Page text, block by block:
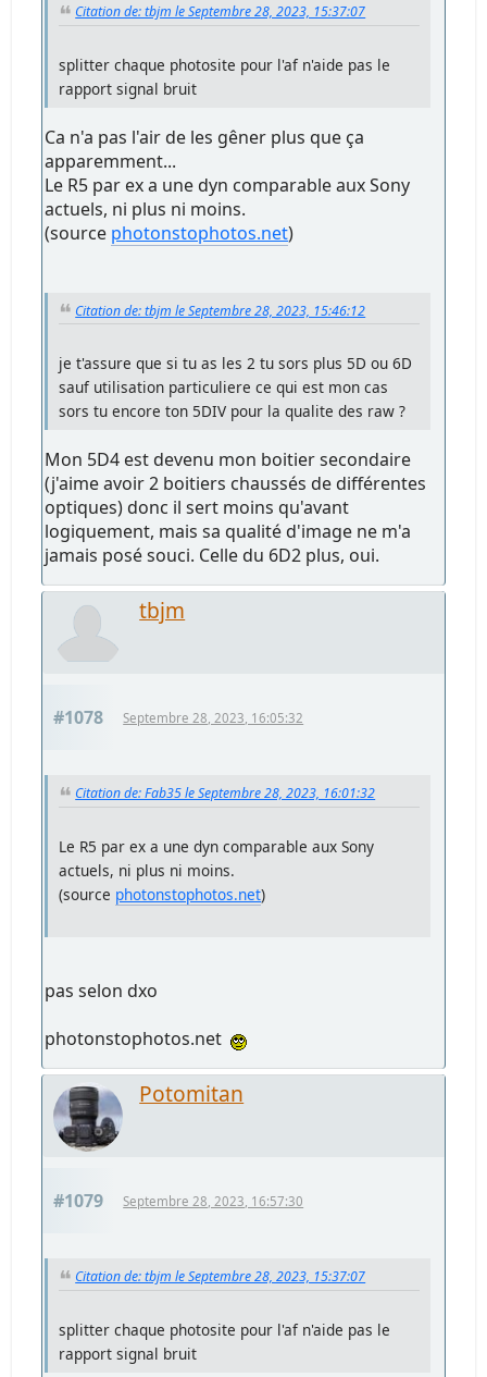
Citation de: tbjm le Septembre 28, 2023, 15:37:07
splitter chaque photosite pour l'af n'aide pas le
rapport signal bruit
Ca n'a pas l'air de les gêner plus que ça
apparemment...
Le R5 par ex a une dyn comparable aux Sony
actuels, ni plus ni moins.
(source photonstophotos.net)
Citation de: tbjm le Septembre 28, 2023, 15:46:12
je t'assure que si tu as les 2 tu sors plus 5D ou 6D
sauf utilisation particuliere ce qui est mon cas
sors tu encore ton 5DIV pour la qualite des raw ?
Mon 5D4 est devenu mon boitier secondaire
(j'aime avoir 2 boitiers chaussés de différentes
optiques) donc il sert moins qu'avant
logiquement, mais sa qualité d'image ne m'a
jamais posé souci. Celle du 6D2 plus, oui.
tbjm
#1078 Septembre 28, 2023, 16:05:32
Citation de: Fab35 le Septembre 28, 2023, 16:01:32
Le R5 par ex a une dyn comparable aux Sony
actuels, ni plus ni moins.
(source photonstophotos.net)
pas selon dxo
photonstophotos.net
Potomitan
#1079 Septembre 28, 2023, 16:57:30
Citation de: tbjm le Septembre 28, 2023, 15:37:07
splitter chaque photosite pour l'af n'aide pas le
rapport signal bruit